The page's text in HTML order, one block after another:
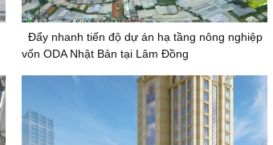
Đẩy nhanh tiến độ dự án hạ tầng nông nghiệp
vốn ODA Nhật Bản tại Lâm Đồng